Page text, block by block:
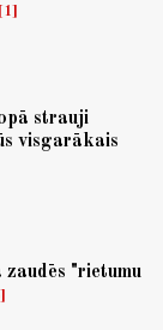
1
strauji
visgarākais
"rietumu